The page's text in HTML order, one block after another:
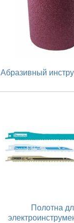
Абразивный
Полотна